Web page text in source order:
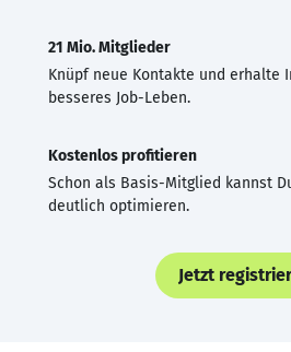
21 Mio. Mitglieder
Knüpf neue Kontakte und erhalte
besseres Job-Leben.
Kostenlos profitieren
Schon als Basis-Mitglied kannst
deutlich optimieren.
Jetzt